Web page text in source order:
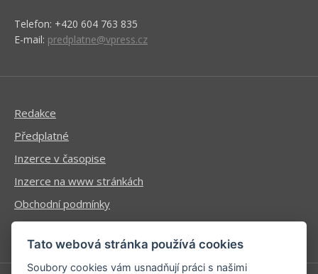
Telefon: +420 604 763 835
E-mail: predplatne@vpress.cz
Redakce
Předplatné
Inzerce v časopise
Inzerce na www stránkách
Obchodní podmínky
Ochrana osobních údajů
Tato webová stránka používá cookies
Soubory cookies vám usnadňují práci s našimi